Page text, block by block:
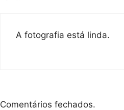
A fotografia está linda.
Comentários fechados.